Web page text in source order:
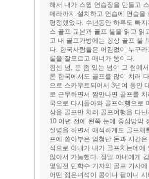
해서 내가 스윙 연습장을 만들고
메라까지 설치하고 연습에 연습을
평정했었다. 수년동안 하루도 빠
스 골프 교본과 골프 룰을 읽고 읽
고 내 골프가방에는 항상 골프 룰
다. 한국사람들은 어김없이 누구
룰을 잘모르고 매너가 똥이다.
힘센 넘, 돈 좀 있는 넘이 그 썸에
론 한국에서도 골프를 많이 치러
으로 스카우트되어서 3년여 동안
로 근무하면서 짬만나면 골프를
국으로 다시돌아와 골프여행으로
상을 골프만 치러 골프여행을 다
10 여년 전에 왼쪽 눈에 중심망막
실명을 하면서 애석하게도 골프채
프에 쏱아부은 엄청난 돈과 시간
적으로 아내가 내가 골프치는데에
않아서 가능했다. 정말 아내에게
몇일전 민학수 기자의 골프 기사
어떤 젊은녀석이 콩이니 팥이니